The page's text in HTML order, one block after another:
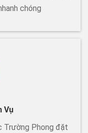
chóng
Vụ
Trường Phong đặt